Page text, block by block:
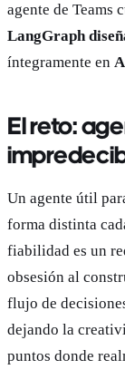
agente de Teams
LangGraph
íntegramente en
El reto:
Un agente útil
forma distinta
fiabilidad es un
obsesión al
flujo de
dejando la
puntos donde